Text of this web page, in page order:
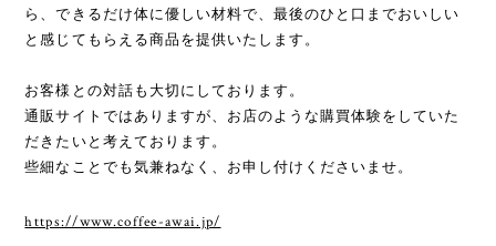
ら、できるだけ体に優しい材料で、最後のひと口までおいしい
と感じてもらえる商品を提供いたします。
お客様との対話も大切にしております。
通販サイトではありますが、お店のような購買体験をしていた
だきたいと考えております。
些細なことでも気兼ねなく、お申し付けくださいませ。
https://www.coffee-awai.jp/